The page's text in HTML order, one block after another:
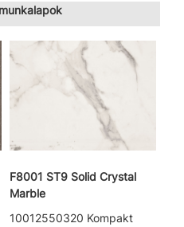
F8001 ST9 Solid Crystal
Marble
10012550320 Kompakt